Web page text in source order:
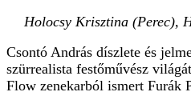
Holocsy Krisztina (Perec),
Csontó András díszlete és
szürrealista festőművész
Flow zenekarból ismert Furák